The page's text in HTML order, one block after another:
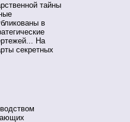
тайны
в
На
секретных